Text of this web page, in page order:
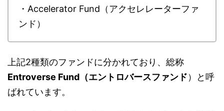
・Accelerator Fund（アクセレレーターファ
ンド）
上記2種類のファンドに分かれており、総称
Entroverse Fund（エントロバースファンド）と呼
ばれています。